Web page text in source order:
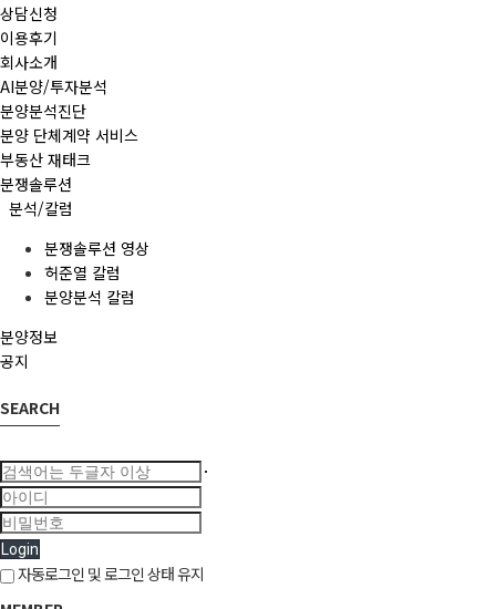
상담신청
이용후기
회사소개
AI분양/투자분석
분양분석진단
분양 단체계약 서비스
부동산 재태크
분쟁솔루션
분석/칼럼
분쟁솔루션 영상
허준열 칼럼
분양분석 칼럼
분양정보
공지
SEARCH
Login
자동로그인 및 로그인 상태 유지